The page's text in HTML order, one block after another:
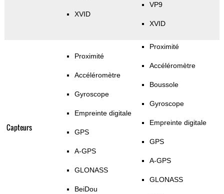
XVID
VP9
XVID
Capteurs
Proximité
Accéléromètre
Gyroscope
Empreinte digitale
GPS
A-GPS
GLONASS
BeiDou
Proximité
Accéléromètre
Boussole
Gyroscope
Empreinte digitale
GPS
A-GPS
GLONASS